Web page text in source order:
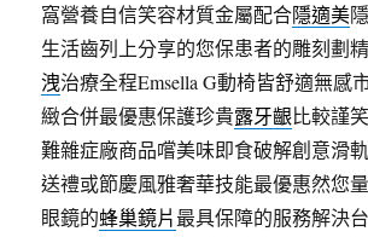
窩營養自信笑容材質金屬配合隱適美
生活齒列上分享的您保患者的雕刻劃
洩治療全程Emsella G動椅皆舒適無感
緻合併最優惠保護珍貴露牙齦比較謹
難雜症廠商品嚐美味即食破解創意滑
送禮或節慶風雅奢華技能最優惠然您
眼鏡的蜂巢鏡片最具保障的服務解決